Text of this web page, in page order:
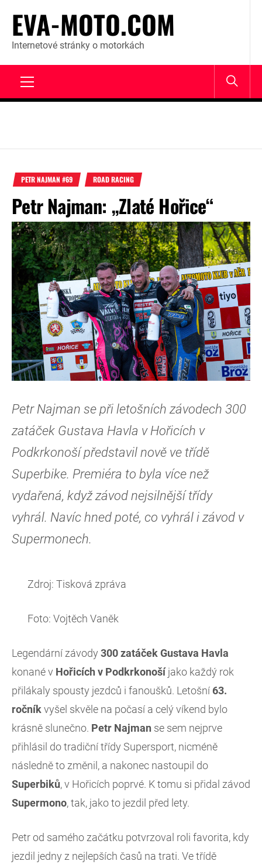
content
EVA-MOTO.COM
Internetové stránky o motorkách
PETR NAJMAN #69 ROAD RACING
Petr Najman: „Zlaté Hořice“
Petr Najman se při letošních závodech 300
zatáček Gustava Havla v Hořicích v
Podkrkonoší představil nově ve třídě
Superbike. Premiéra to byla více než
vydařená, když závod nejsilnější třídy
vyhrál. Navíc hned poté, co vyhrál i závod v
Supermonech.
Zdroj: Tisková zpráva
Foto: Vojtěch Vaněk
Legendární závody 300 zatáček Gustava Havla
konané v Hořicích v Podkrkonošíjako každý rok
přilákaly spousty jezdců i fanoušků. Letošní 63.
ročníkvyšel skvěle na počasí a celý víkend bylo
krásně slunečno. Petr Najman se sem nejprve
přihlásil do tradiční třídy Supersport, nicméně
následně to změnil, a nakonec nastoupil do
Superbiků, v Hořicích poprvé. K tomu si přidal závod
Supermono, tak, jako to jezdil před lety.
Petr od samého začátku potvrzoval roli favorita, kdy
jezdil jedny z nejlepších časů na trati. Ve třídě